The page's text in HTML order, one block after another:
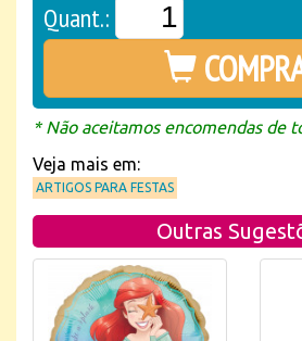
Quant.:
* Não aceitamos encomendas de
Veja mais em:
ARTIGOS PARA FESTAS
Outras